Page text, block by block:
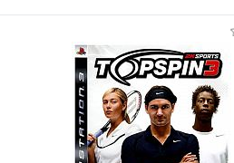
В корзину
Купить в 1 клик
Сравнение
В избранное
В наличии